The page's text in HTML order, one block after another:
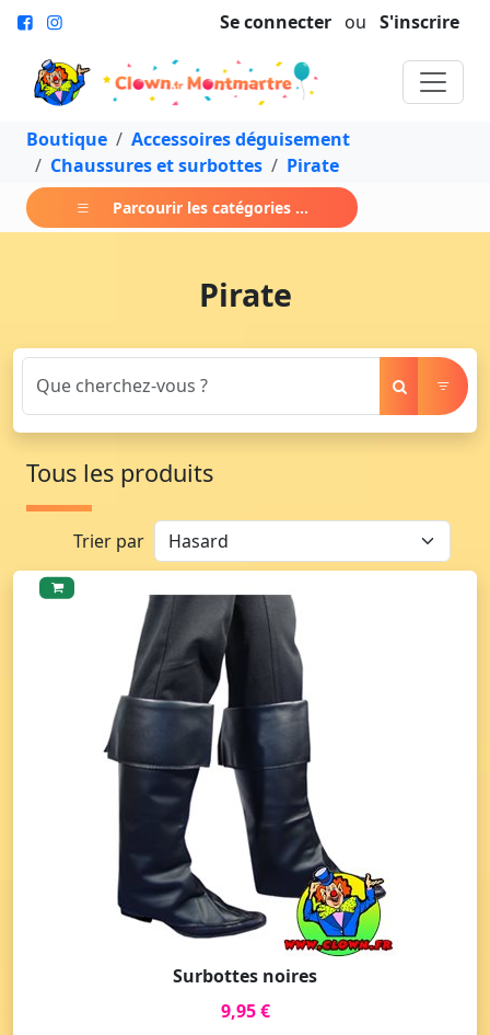
Se connecter ou S'inscrire
Boutique
Accessoires déguisement
Chaussures et surbottes
Pirate
Parcourir les catégories ...
Pirate
Tous les produits
Trier par
Surbottes noires
9,95 €